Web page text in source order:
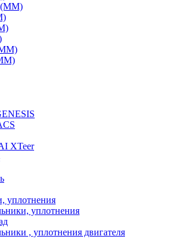
(ММ)
XTeer
уплотнения
уплотнения
, уплотнения двигателя